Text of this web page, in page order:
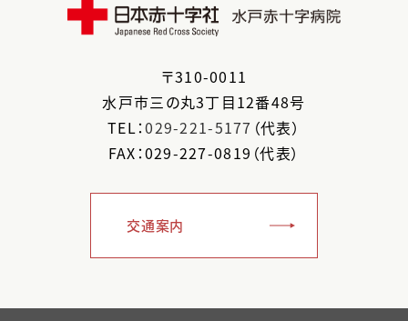
〒310-0011
水戸市三の丸3丁目12番48号
TEL：029-221-5177 （代表）
FAX：029-227-0819（代表）
交通案内